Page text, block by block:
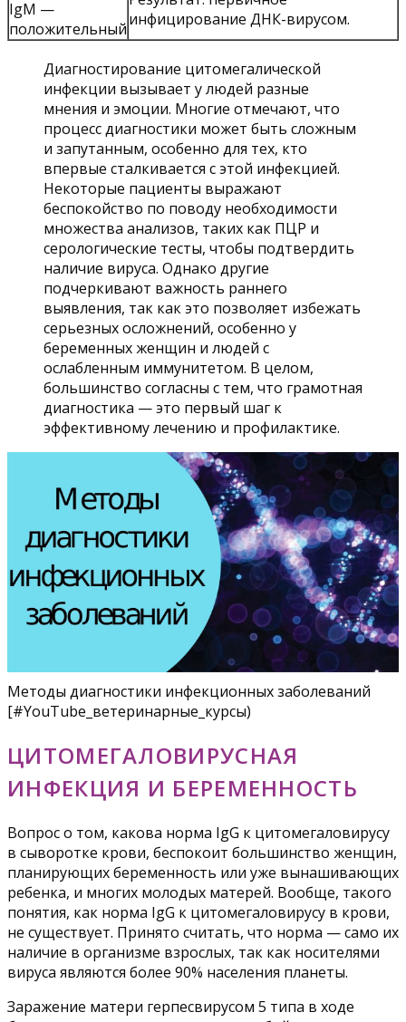
IgM —
положительныйинфицирование ДНК-вирусом.
Диагностирование цитомегалической
инфекции вызывает у людей разные
мнения и эмоции. Многие отмечают, что
процесс диагностики может быть сложным
и запутанным, особенно для тех, кто
впервые сталкивается с этой инфекцией.
Некоторые пациенты выражают
беспокойство по поводу необходимости
множества анализов, таких как ПЦР и
серологические тесты, чтобы подтвердить
наличие вируса. Однако другие
подчеркивают важность раннего
выявления, так как это позволяет избежать
серьезных осложнений, особенно у
беременных женщин и людей с
ослабленным иммунитетом. В целом,
большинство согласны с тем, что грамотная
диагностика — это первый шаг к
эффективному лечению и профилактике.
Методы диагностики инфекционных заболеваний
[#YouTube_ветеринарные_курсы)
ЦИТОМЕГАЛОВИРУСНАЯ
ИНФЕКЦИЯ И БЕРЕМЕННОСТЬ
Вопрос о том, какова норма IgG к цитомегаловирусу
в сыворотке крови, беспокоит большинство женщин,
планирующих беременность или уже вынашивающих
ребенка, и многих молодых матерей. Вообще, такого
понятия, как норма IgG к цитомегаловирусу в крови,
не существует. Принято считать, что норма — само их
наличие в организме взрослых, так как носителями
вируса являются более 90% населения планеты.
Заражение матери герпесвирусом 5 типа в ходе